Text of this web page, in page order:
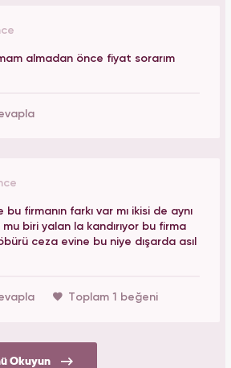
almadan önce fiyat sorarım
bu firmanın farkı var mı ikisi de aynı
mu biri yalan la kandırıyor bu firma
ceza evine bu niye dışarda asıl
Toplam 1 beğeni
Okuyun